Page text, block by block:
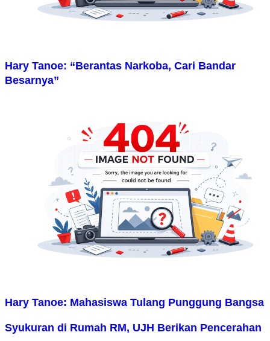
Hary Tanoe: “Berantas Narkoba, Cari Bandar
Besarnya”
Hary Tanoe: Mahasiswa Tulang Punggung Bangsa
Syukuran di Rumah RM, UJH Berikan Pencerahan